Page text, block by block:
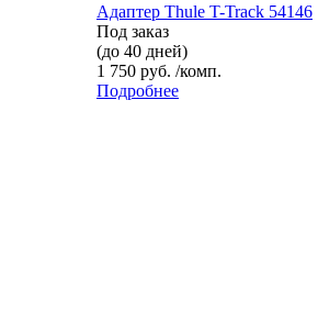
Адаптер Thule T-Track 54146
Под заказ
(до 40 дней)
1 750 руб. /комп.
Подробнее